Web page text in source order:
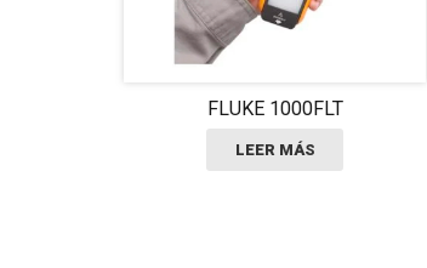
FLUKE 1000FLT
LEER MÁS